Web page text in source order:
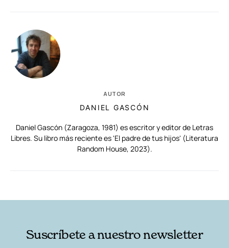
AUTOR
DANIEL GASCÓN
Daniel Gascón (Zaragoza, 1981) es escritor y editor de Letras
Libres. Su libro más reciente es 'El padre de tus hijos' (Literatura
Random House, 2023).
Suscríbete a nuestro newsletter